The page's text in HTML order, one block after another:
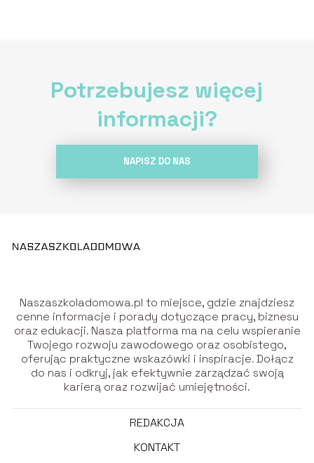
Potrzebujesz więcej
informacji?
NAPISZ DO NAS
Naszaszkoladomowa.pl to miejsce, gdzie znajdziesz
cenne informacje i porady dotyczące pracy, biznesu
oraz edukacji. Nasza platforma ma na celu wspieranie
Twojego rozwoju zawodowego oraz osobistego,
oferując praktyczne wskazówki i inspiracje. Dołącz
do nas i odkryj, jak efektywnie zarządzać swoją
karierą oraz rozwijać umiejętności.
REDAKCJA
KONTAKT